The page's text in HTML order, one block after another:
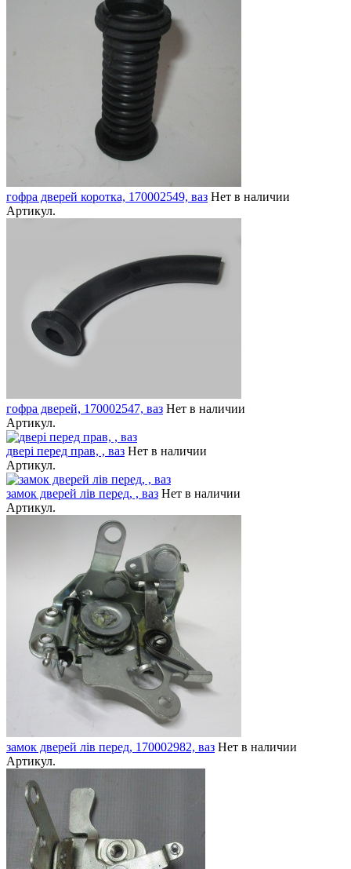
гофра дверей коротка, 170002549, ваз Нет в наличии
Артикул.
гофра дверей, 170002547, ваз Нет в наличии
Артикул.
двері перед прав, , ваз Нет в наличии
Артикул.
замок дверей лів перед, , ваз Нет в наличии
Артикул.
замок дверей лів перед, 170002982, ваз Нет в наличии
Артикул.